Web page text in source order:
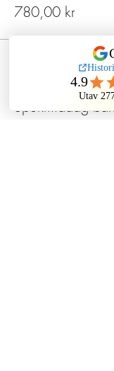
780,00 kr
Försäljning avslutad
Spökmiddag